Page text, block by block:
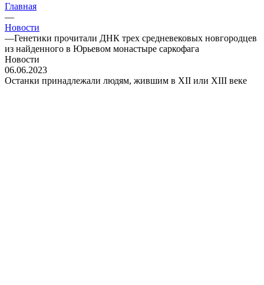
Главная
—
Новости
—Генетики прочитали ДНК трех средневековых новгородцев
из найденного в Юрьевом монастыре саркофага
Новости
06.06.2023
Останки принадлежали людям, жившим в XII или XIII веке